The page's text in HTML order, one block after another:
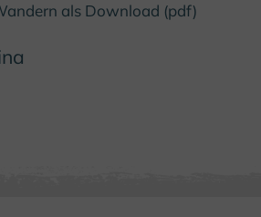
als Download (pdf)